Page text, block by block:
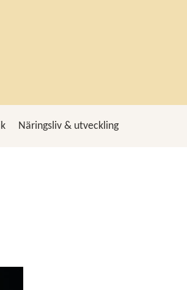
Näringsliv & utveckling